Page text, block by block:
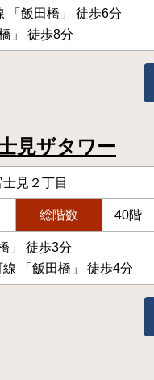
「 飯田橋 」 徒歩6分
」 徒歩8分
見ザタワー
見２丁目
総階数 40階
」 徒歩3分
線 「 飯田橋 」 徒歩4分